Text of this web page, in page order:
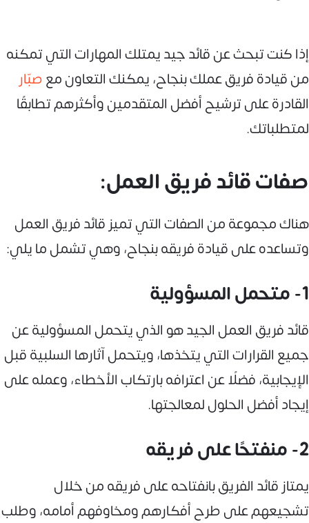
إذا كنت تبحث عن قائد جيد يمتلك المهارات التي تمكنه
من قيادة فريق عملك بنجاح، يمكنك التعاون معصبّار
القادرة على ترشيح أفضل المتقدمين وأكثرهم تطابقًا
لمتطلباتك.
صفات قائد فريق العمل:
هناك مجموعة من الصفات التي تميز قائد فريق العمل
وتساعده على قيادة فريقه بنجاح، وهي تشمل ما يلي:
1- متحمل المسؤولية
قائد فريق العمل الجيد هو الذي يتحمل المسؤولية عن
جميع القرارات التي يتخذها، ويتحمل آثارها السلبية قبل
الإيجابية، فضلًا عن اعترافه بارتكاب الأخطاء، وعمله على
إيجاد أفضل الحلول لمعالجتها.
2- منفتحًا على فريقه
يمتاز قائد الفريق بانفتاحه على فريقه من خلال
تشجيعهم على طرح أفكارهم ومخاوفهم أمامه، وطلب